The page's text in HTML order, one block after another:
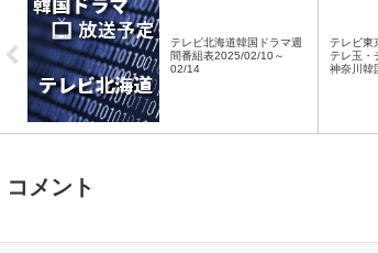
テレビ北海道韓国ドラマ週
間番組表2025/02/10～
02/14
テレビ東
テレ玉・
神奈川韓
コメント